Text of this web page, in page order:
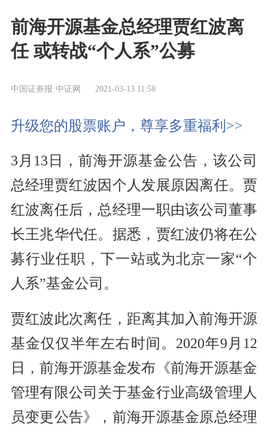
前海开源基金总经理贾红波离
任 或转战“个人系”公募
中国证券报·中证网 2021-03-13 11:58
升级您的股票账户，尊享多重福利>>
3月13日，前海开源基金公告，该公司
总经理贾红波因个人发展原因离任。贾
红波离任后，总经理一职由该公司董事
长王兆华代任。据悉，贾红波仍将在公
募行业任职，下一站或为北京一家“个
人系”基金公司。
贾红波此次离任，距离其加入前海开源
基金仅仅半年左右时间。2020年9月12
日，前海开源基金发布《前海开源基金
管理有限公司关于基金行业高级管理人
员变更公告》，前海开源基金原总经理